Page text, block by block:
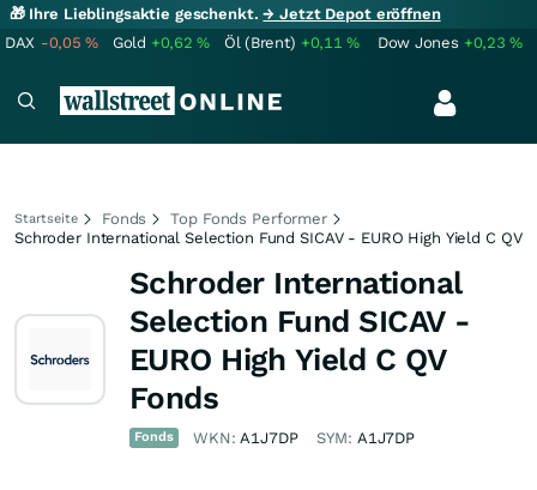
🎁 Ihre Lieblingsaktie geschenkt.→ Jetzt Depot eröffnen
DAX -0,05% Gold +0,62% Öl (Brent) +0,11% Dow Jones +0,23%
Startseite Fonds
Top Fonds Performer
Schroder International Selection Fund SICAV - EURO High Yield C QV
Schroder International
Selection Fund SICAV -
EURO High Yield C QV
Fonds
Fonds WKN:A1J7DP SYM: A1J7DP